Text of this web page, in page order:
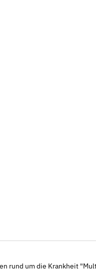
rund um die Krankheit